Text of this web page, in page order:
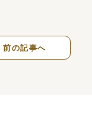
前の記事へ